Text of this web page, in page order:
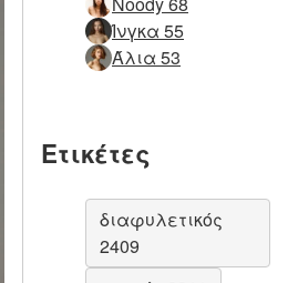
Ίνγκα 55
Άλια 53
Ετικέτες
διαφυλετικός
2409